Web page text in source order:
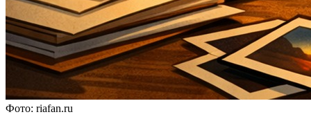
Фото: riafan.ru